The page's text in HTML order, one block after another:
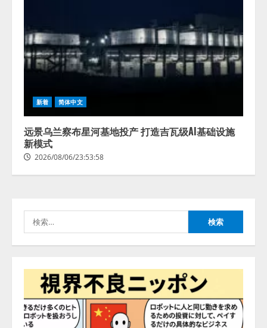
新着 简体中文
远景乌兰察布星河基地投产 打造吉瓦级AI基础设施
新模式
2026/08/06/23:53:58
索:
4
推薦するのか』について 企業法
務系70事務所×5つのAIで実態調査
を実施
2026/08/06/11:53:44
創を推進する 「Agentic IoT Lab」
を設立
2026/08/06/11:53:44
2
藤原竜也がAIで組織の改善点を見
レビCM公開！ 新オプション！ AI
が組織の業務実態を分析し労務改
善を支援。 藤原竜也メイキング
動画公開 「もしAIが自分を分析し
たら、すぐ休めと言われる自信が